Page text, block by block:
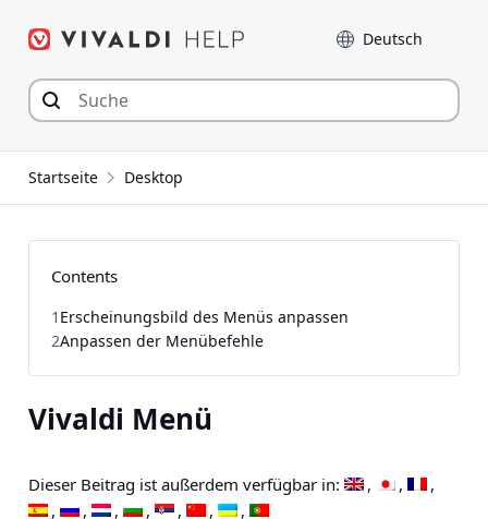
Inhalt
Sprache
Startseite Desktop
Vivaldi Menü
Dieser Beitrag ist außerdem verfügbar in:
Contents
1 Erscheinungsbild des Menüs anpassen
2Anpassen der Menübefehle